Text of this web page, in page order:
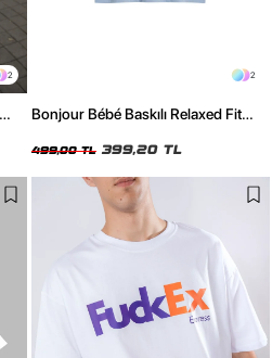
2 2
Bonjour Bébé Baskılı Relaxed Fit
499,00 TL 399,20 TL